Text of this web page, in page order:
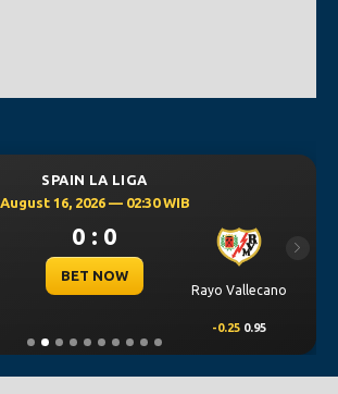
SPAIN LA LIGA
August 16, 2026 — 02:30 WIB
0 : 0
BET NOW
Rayo Vallecano
-0.25 0.95
Next